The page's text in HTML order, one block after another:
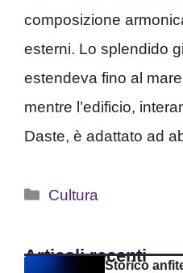
composizione
esterni. Lo splendido
estendeva fino al
mentre l’edificio,
Daste, è adattato ad
Categorie
Cultura
Articoli recenti
Storico